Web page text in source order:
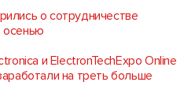
о сотрудничестве
осенью
и ElectronTechExpo Online
на треть больше